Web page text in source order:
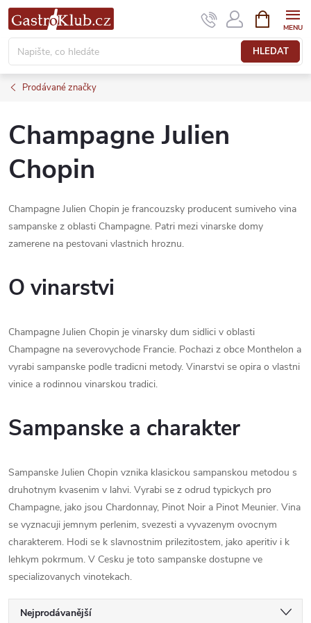
Přejít
na
obsah
HLEDAT
NÁKUPNÍ
KOŠÍK
Prodávané značky
Champagne Julien
Chopin
Champagne Julien Chopin je francouzsky producent sumiveho vina
sampanske z oblasti Champagne. Patri mezi vinarske domy
zamerene na pestovani vlastnich hroznu.
O vinarstvi
Champagne Julien Chopin je vinarsky dum sidlici v oblasti
Champagne na severovychode Francie. Pochazi z obce Monthelon a
vyrabi sampanske podle tradicni metody. Vinarstvi se opira o vlastni
vinice a rodinnou vinarskou tradici.
Sampanske a charakter
Sampanske Julien Chopin vznika klasickou sampanskou metodou s
druhotnym kvasenim v lahvi. Vyrabi se z odrud typickych pro
Champagne, jako jsou Chardonnay, Pinot Noir a Pinot Meunier. Vina
se vyznacuji jemnym perlenim, svezesti a vyvazenym ovocnym
charakterem. Hodi se k slavnostnim prilezitostem, jako aperitiv i k
lehkym pokrmum. V Cesku je toto sampanske dostupne ve
specializovanych vinotekach.
Ř
Nejprodávanější